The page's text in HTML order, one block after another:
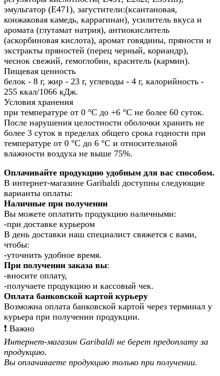
эмульгатор (Е471), загустители:(ксантановая,
конжаковая камедь, каррагинан), усилитель вкуса и
аромата (глутамат натрия), антиокислитель
(аскорбиновая кислота), аромат говядины, пряности и
экстракты пряностей (перец черный, кориандр),
чеснок свежий, гемоглобин, краситель (кармин).
Пищевая ценность
белок - 8 г, жир - 23 г, углеводы - 4 г, калорийность -
255 ккал/1066 кДж.
Условия хранения
при температуре от 0 °С до +6 °С не более 60 суток.
После нарушения целостности оболочки хранить не
более 3 суток в пределах общего срока годности при
температуре от 0 °С до 6 °С и относительной
влажности воздуха не выше 75%.
Оплачивайте продукцию удобным для вас способом.
В интернет-магазине Garibaldi доступны следующие
варианты оплаты:
Наличные при получении
Вы можете оплатить продукцию наличными:
-при доставке курьером
В день доставки наш специалист свяжется с вами,
чтобы:
-уточнить удобное время.
При получении заказа вы:
-вносите оплату,
-получаете продукцию и кассовый чек.
Оплата банковской картой курьеру
Возможна оплата банковской картой через терминал у
курьера при получении продукции.
❗️ Важно
Интернет-магазин Garibaldi не берет предоплату за
продукцию.
Вы оплачиваете продукцию только при получении.